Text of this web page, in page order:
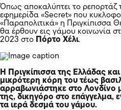
Όπως αποκαλύπτει το ρεπορτάζ
εφημερίδα «Secret» που
«Παραπολιτικά» η
θα έρθουν εις γάμου κοινωνία
2023 στο Πόρτο Χέλι.
Η Πριγκίπισσα της Ελλάδας
µικρότερη κόρη του τέως
αρραβωνιάστηκε στο Λονδίνο
της, δικηγόρο στο
τα ιερά δεσμά του γάμου.